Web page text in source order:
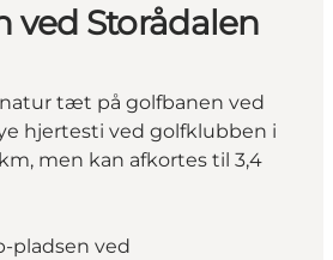
ved Storådalen
tæt på golfbanen ved
hjertesti ved golfklubben i
men kan afkortes til 3,4
pladsen ved